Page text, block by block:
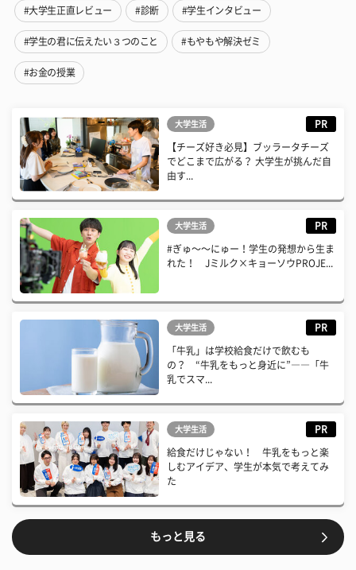
#大学生正直レビュー #診断 #学生インタビュー
#学生の君に伝えたい３つのこと #もやもや解決ゼミ
#お金の授業
大学生活 PR
【チーズ好き必見】ブッラータチーズ
でどこまで広がる？ 大学生が挑んだ自
由す...
大学生活 PR
#ぎゅ〜〜にゅー！学生の発想から生ま
れた！ Jミルク×キョーソウPROJE...
大学生活 PR
「牛乳」は学校給食だけで飲むも
の？ “牛乳をもっと身近に”――「牛
乳でスマ...
大学生活 PR
給食だけじゃない！ 牛乳をもっと楽
しむアイデア、学生が本気で考えてみ
た
もっと見る